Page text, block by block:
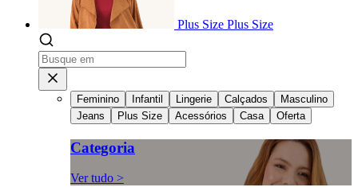
Plus Size Plus Size
Feminino Infantil Lingerie Calçados
Masculino
Jeans
Plus Size Acessórios Casa Oferta
Categoria
Ver tudo >